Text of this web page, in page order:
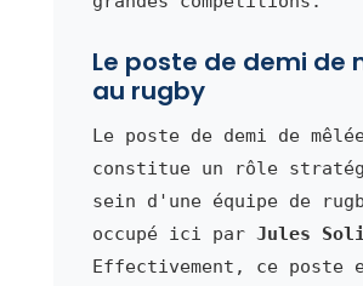
Le poste de demi de
au rugby
Le poste de demi de
constitue un rôle
sein d'une équipe de
occupé ici par Jules
Effectivement, ce poste